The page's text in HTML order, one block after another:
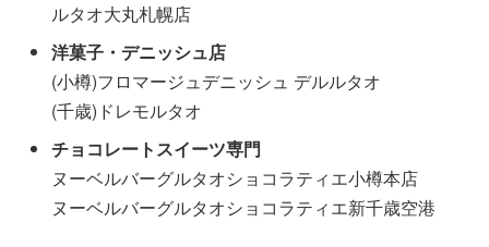
ルタオ大丸札幌店
洋菓子・デニッシュ店
(小樽)フロマージュデニッシュ デルルタオ
(千歳)ドレモルタオ
チョコレートスイーツ専門
ヌーベルバーグルタオショコラティエ小樽本店
ヌーベルバーグルタオショコラティエ新千歳空港